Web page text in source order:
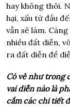
hay không thôi.
hại, xấu từ đầu
vẫn sẽ làm.
nhiều đất diễn,
ra đất diễn để
Có vẻ như trong
vai diễn nào là
cắm các chi tiết